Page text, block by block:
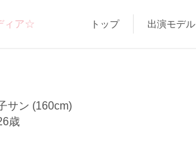
ィア☆ トップ 出演モデル
サン (160cm)
歳